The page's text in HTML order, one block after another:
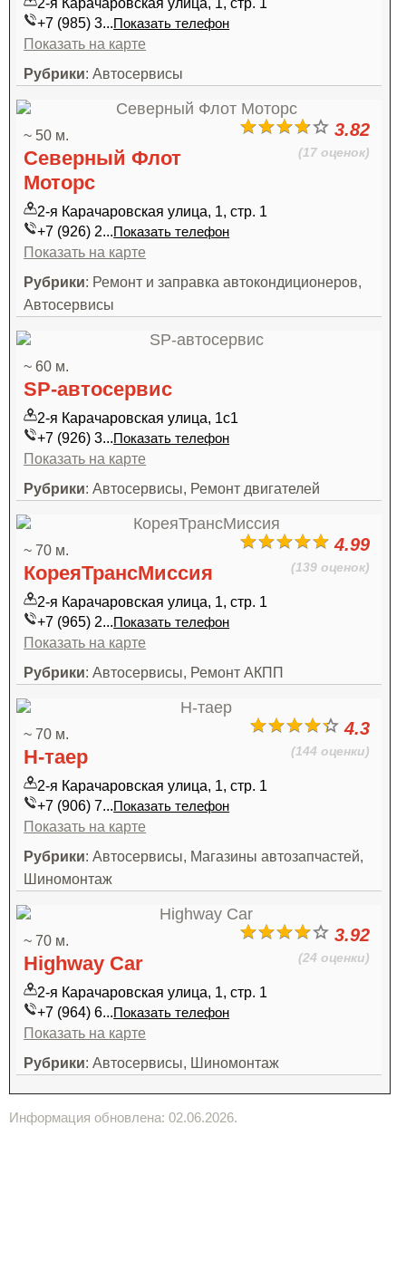
+7 (985) 3...Показать телефон
Показать на карте
Рубрики: Автосервисы
3.82
(17 оценок)
~ 50 м.
Северный Флот
Моторс
2-я Карачаровская улица, 1, стр. 1
+7 (926) 2...Показать телефон
Показать на карте
Рубрики: Ремонт и заправка автокондиционеров,
Автосервисы
~ 60 м.
SP-автосервис
2-я Карачаровская улица, 1с1
+7 (926) 3...Показать телефон
Показать на карте
Рубрики: Автосервисы, Ремонт двигателей
4.99
(139 оценок)
~ 70 м.
КореяТрансМиссия
2-я Карачаровская улица, 1, стр. 1
+7 (965) 2...Показать телефон
Показать на карте
Рубрики: Автосервисы, Ремонт АКПП
4.3
(144 оценки)
~ 70 м.
Н-таер
2-я Карачаровская улица, 1, стр. 1
+7 (906) 7...Показать телефон
Показать на карте
Рубрики: Автосервисы, Магазины автозапчастей,
Шиномонтаж
3.92
(24 оценки)
~ 70 м.
Highway Car
2-я Карачаровская улица, 1, стр. 1
+7 (964) 6...Показать телефон
Показать на карте
Рубрики: Автосервисы, Шиномонтаж
Информация обновлена: 02.06.2026.